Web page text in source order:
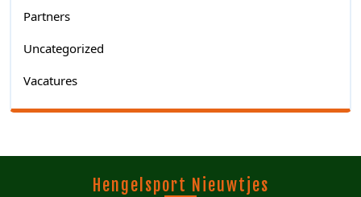
Partners
Uncategorized
Vacatures
Hengelsport Nieuwtjes